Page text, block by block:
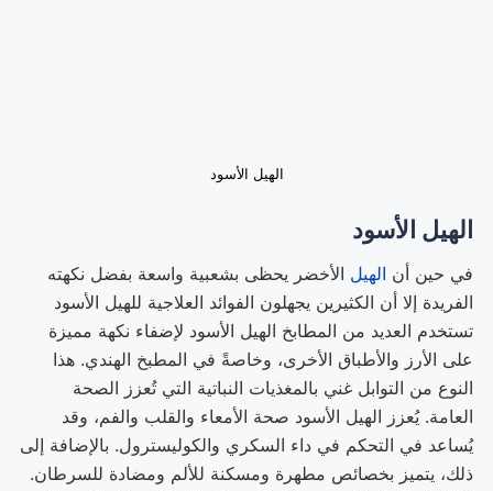
الهيل الأسود
الهيل الأسود
في حين أن الهيل الأخضر يحظى بشعبية واسعة بفضل نكهته
الفريدة إلا أن الكثيرين يجهلون الفوائد العلاجية للهيل الأسود
تستخدم العديد من المطابخ الهيل الأسود لإضفاء نكهة مميزة
على الأرز والأطباق الأخرى، وخاصةً في المطبخ الهندي. هذا
النوع من التوابل غني بالمغذيات النباتية التي تُعزز الصحة
العامة. يُعزز الهيل الأسود صحة الأمعاء والقلب والفم، وقد
يُساعد في التحكم في داء السكري والكوليسترول. بالإضافة إلى
ذلك، يتميز بخصائص مطهرة ومسكنة للألم ومضادة للسرطان.